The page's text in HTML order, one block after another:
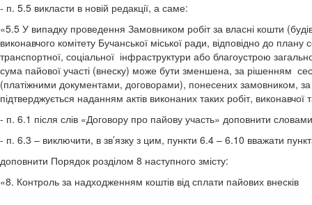
- п. 5.5 викласти в новій редакції, а саме:
«5.5 У випадку проведення Замовником робіт за власні кошти
виконавчого комітету Бучанської міської ради, відповідно до
транспортної, соціальної інфраструктури або благоустрою
сума пайової участі (внеску) може бути зменшена, за рішенням
(платіжними документами, договорами), понесених замовником, за
підтверджується наданням актів виконаних таких робіт, виконавчої
- п. 6.1 після слів «Договору про пайову участь» доповнити
- п. 6.3 – виключити, в зв’язку з цим, пункти 6.4 – 6.10 вважати
доповнити Порядок розділом 8 наступного змісту:
«8. Контроль за надходженням коштів від сплати пайових внесків